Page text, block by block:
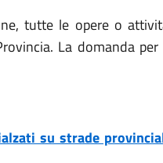
tutte le opere o
La domanda per
su strade